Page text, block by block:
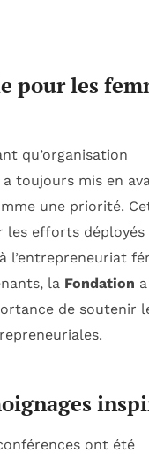
pour les
qu’organisation
toujours mis en
une priorité.
les efforts
l’entrepreneuriat
la Fondation a
de soutenir
ont été